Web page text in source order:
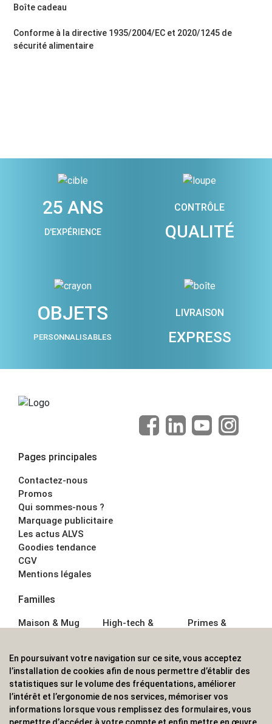
Boîte cadeau
Conforme à la directive 1935/2004/EC et 2020/1245 de
sécurité alimentaire
25 ANS
D'EXPÉRIENCE
CONTRÔLE
QUALITÉ
OBJETS
PERSONNALISABLES
LIVRAISON
EXPRESS
Pages principales
Contactez-nous
Promos
Qui sommes-nous ?
Marquage publicitaire
Les actus ALVS
Goodies tendance
CGV
Mentions légales
Familles
Maison & Mug
Écriture
Bagagerie sacs
High-tech &
Sport &
Outdoor
Enfant
Primes &
Boisson
Textile &
Casquette
Accessoires de
En poursuivant votre navigation sur ce site, vous acceptez
l’installation de cookies afin de nous permettre d’établir des
statistiques sur le volume des fréquentations, améliorer
l’intérêt et l’ergonomie de nos services, mémoriser vos
informations lorsque vous remplissez des formulaires, vous